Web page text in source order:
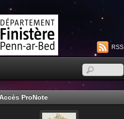
RSS
Accès ProNote